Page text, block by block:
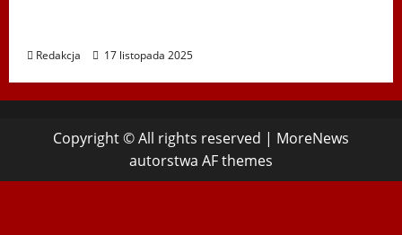
Redakcja 17 listopada 2025
Copyright © All rights reserved | MoreNews
autorstwa AF themes